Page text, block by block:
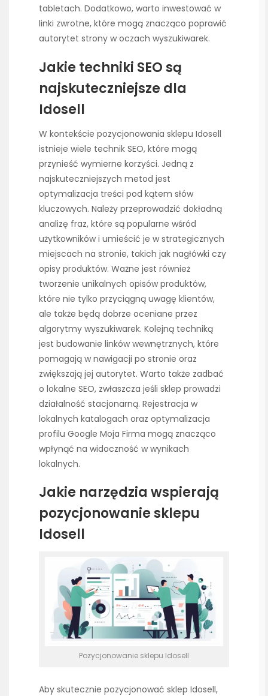
tabletach. Dodatkowo, warto inwestować w
linki zwrotne, które mogą znacząco poprawić
autorytet strony w oczach wyszukiwarek.
Jakie techniki SEO są
najskuteczniejsze dla
Idosell
W kontekście pozycjonowania sklepu Idosell
istnieje wiele technik SEO, które mogą
przynieść wymierne korzyści. Jedną z
najskuteczniejszych metod jest
optymalizacja treści pod kątem słów
kluczowych. Należy przeprowadzić dokładną
analizę fraz, które są popularne wśród
użytkowników i umieścić je w strategicznych
miejscach na stronie, takich jak nagłówki czy
opisy produktów. Ważne jest również
tworzenie unikalnych opisów produktów,
które nie tylko przyciągną uwagę klientów,
ale także będą dobrze oceniane przez
algorytmy wyszukiwarek. Kolejną techniką
jest budowanie linków wewnętrznych, które
pomagają w nawigacji po stronie oraz
zwiększają jej autorytet. Warto także zadbać
o lokalne SEO, zwłaszcza jeśli sklep prowadzi
działalność stacjonarną. Rejestracja w
lokalnych katalogach oraz optymalizacja
profilu Google Moja Firma mogą znacząco
wpłynąć na widoczność w wynikach
lokalnych.
Jakie narzędzia wspierają
pozycjonowanie sklepu
Idosell
Pozycjonowanie sklepu Idosell
Aby skutecznie pozycjonować sklep Idosell,